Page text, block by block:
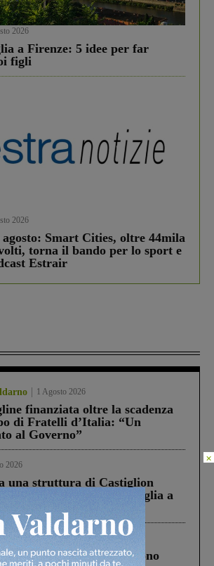
2026
a Firenze: 5 idee per far
figli
2026
Smart Cities, oltre 44mila
torna il bando per lo sport e
Estrair
1 Agosto 2026
finanziata oltre la scadenza
di Fratelli d’Italia: “Un
al Governo”
2026
una struttura di Castiglion
che aveva ucciso la figlia a
2026
strage in A1 in cui morirono
×